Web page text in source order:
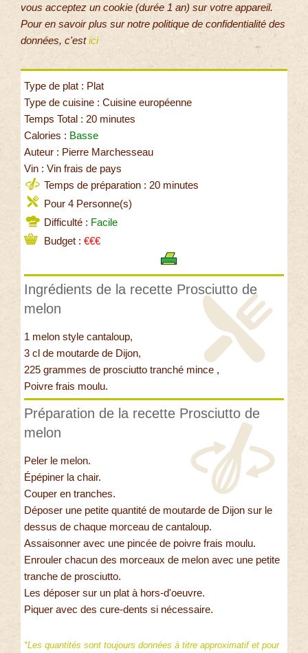
vous acceptez un cookie (durée 1 an) sur votre appareil.
Pour en savoir plus sur notre politique de confidentialité des
données, c'estici
Type de plat : Plat
Type de cuisine : Cuisine européenne
Temps Total : 20 minutes
Calories : Basse
Auteur : Pierre Marchesseau
Vin : Vin frais de pays
Temps de préparation : 20 minutes
Pour 4 Personne(s)
Difficulté : Facile
Budget : €€€
Ingrédients de la recette Prosciutto de
melon
1 melon style cantaloup,
3 cl de moutarde de Dijon,
225 grammes de prosciutto tranché mince ,
Poivre frais moulu.
Préparation de la recette Prosciutto de
melon
Peler le melon.
Épépiner la chair.
Couper en tranches.
Déposer une petite quantité de moutarde de Dijon sur le
dessus de chaque morceau de cantaloup.
Assaisonner avec une pincée de poivre frais moulu.
Enrouler chacun des morceaux de melon avec une petite
tranche de prosciutto.
Les déposer sur un plat à hors-d'oeuvre.
Piquer avec des cure-dents si nécessaire.
*Les quantités sont toujours données à titre approximatif et pour